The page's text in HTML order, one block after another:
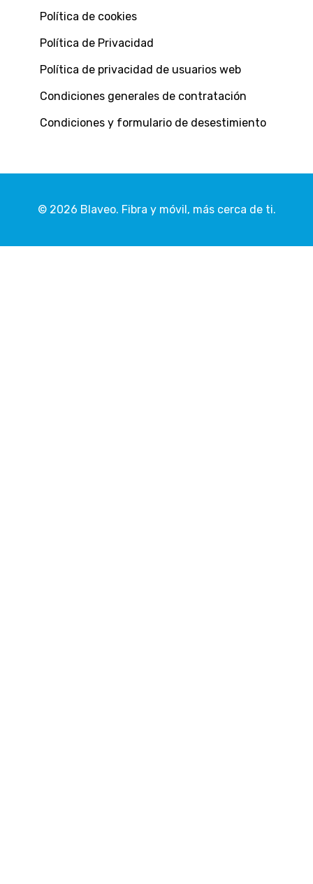
Política de cookies
Política de Privacidad
Política de privacidad de usuarios web
Condiciones generales de contratación
Condiciones y formulario de desestimiento
©2026 Blaveo. Fibra y móvil, más cerca de ti.